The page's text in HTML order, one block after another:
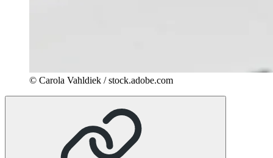
© Carola Vahldiek / stock.adobe.com